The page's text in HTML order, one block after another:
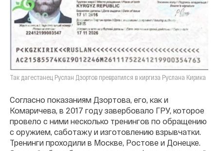
Так дагестанец Руслан Дзортов превратился в киргиза Руслана Кирика
Согласно показаниям Дзортова, его, как и
Комаричева, в 2017 году завербовало ГРУ, которое
провело с ними несколько тренингов по обращению
с оружием, саботажу и изготовлению взрывчатки.
Тренинги проходили в Москве, Ростове и Донецке.